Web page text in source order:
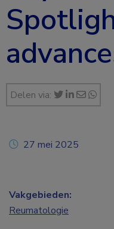
Delen via:
27 mei 2025
Vakgebieden:
Reumatologie